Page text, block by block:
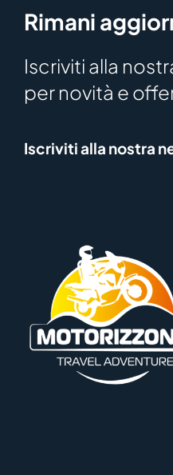
Rimani
Iscriviti alla
per novità e
Iscriviti alla nostra